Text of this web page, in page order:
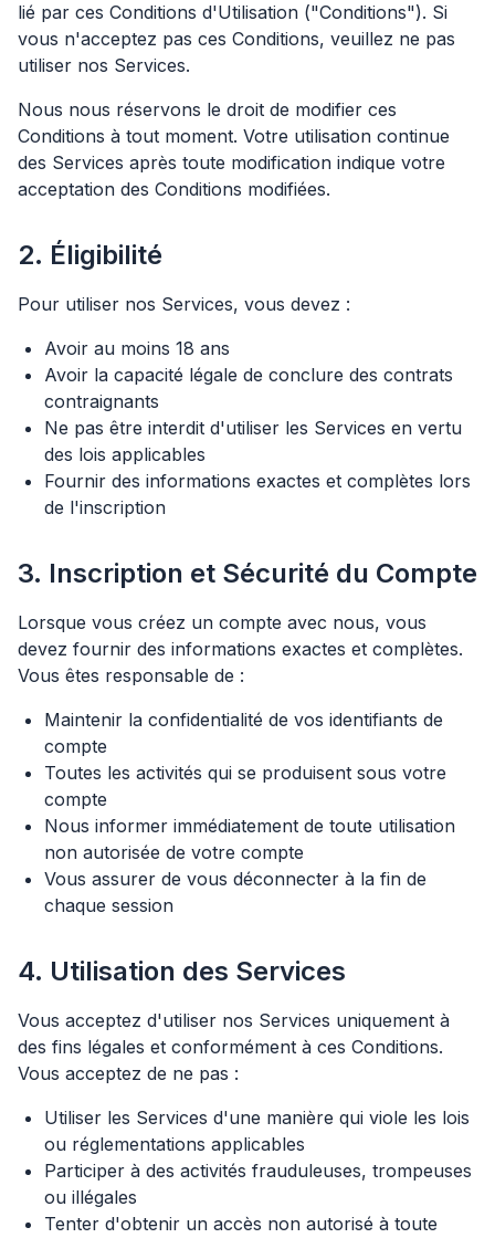
lié par ces Conditions d'Utilisation ("Conditions"). Si
vous n'acceptez pas ces Conditions, veuillez ne pas
utiliser nos Services.
Nous nous réservons le droit de modifier ces
Conditions à tout moment. Votre utilisation continue
des Services après toute modification indique votre
acceptation des Conditions modifiées.
2. Éligibilité
Pour utiliser nos Services, vous devez :
Avoir au moins 18 ans
Avoir la capacité légale de conclure des contrats
contraignants
Ne pas être interdit d'utiliser les Services en vertu
des lois applicables
Fournir des informations exactes et complètes lors
de l'inscription
3. Inscription et Sécurité du Compte
Lorsque vous créez un compte avec nous, vous
devez fournir des informations exactes et complètes.
Vous êtes responsable de :
Maintenir la confidentialité de vos identifiants de
compte
Toutes les activités qui se produisent sous votre
compte
Nous informer immédiatement de toute utilisation
non autorisée de votre compte
Vous assurer de vous déconnecter à la fin de
chaque session
4. Utilisation des Services
Vous acceptez d'utiliser nos Services uniquement à
des fins légales et conformément à ces Conditions.
Vous acceptez de ne pas :
Utiliser les Services d'une manière qui viole les lois
ou réglementations applicables
Participer à des activités frauduleuses, trompeuses
ou illégales
Tenter d'obtenir un accès non autorisé à toute